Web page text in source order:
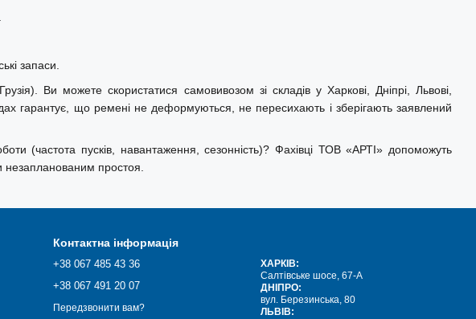
запаси.
Ви можете скористатися самовивозом зі складів у Харкові, Дніпрі, Львові,
гарантує, що ремені не деформуються, не пересихають і зберігають заявлений
(частота пусків, навантаження, сезонність)? Фахівці ТОВ «АРТІ» допоможуть
незапланованим простоя.
Контактна інформація
+38 067 485 43 36
+38 067 491 20 07
Передзвонити вам?
ХАРКІВ:
Салтівське шосе, 67-А
ДНІПРО:
вул. Березинська, 80
ЛЬВІВ: